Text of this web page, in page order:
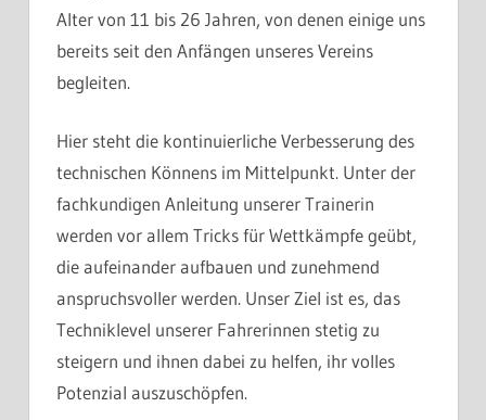
Alter von 11 bis 26 Jahren, von denen einige uns
bereits seit den Anfängen unseres Vereins
begleiten.
Hier steht die kontinuierliche Verbesserung des
technischen Könnens im Mittelpunkt. Unter der
fachkundigen Anleitung unserer Trainerin
werden vor allem Tricks für Wettkämpfe geübt,
die aufeinander aufbauen und zunehmend
anspruchsvoller werden. Unser Ziel ist es, das
Techniklevel unserer Fahrerinnen stetig zu
steigern und ihnen dabei zu helfen, ihr volles
Potenzial auszuschöpfen.